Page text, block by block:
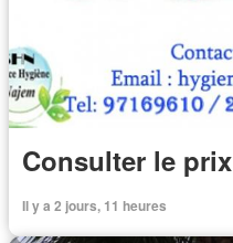
Consulter le prix
Il y a 2 jours, 11 heures